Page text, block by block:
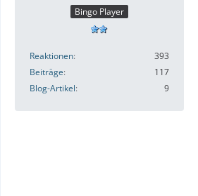
Bingo Player
Reaktionen
393
Beiträge
117
Blog-Artikel
9